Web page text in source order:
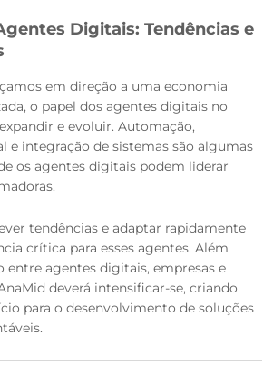
Digitais: Tendências e
em direção a uma economia
o papel dos agentes digitais no
e evoluir. Automação,
e integração de sistemas são algumas
os agentes digitais podem liderar
tendências e adaptar rapidamente
crítica para esses agentes. Além
entre agentes digitais, empresas e
deverá intensificar-se, criando
para o desenvolvimento de soluções